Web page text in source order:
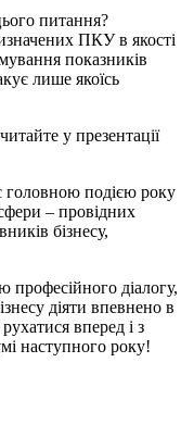
питання?
ПКУ в якості
показників
лише якоїсь
у презентації
подією року
– провідних
бізнесу,
діалогу,
діяти впевнено в
вперед і з
наступного року!